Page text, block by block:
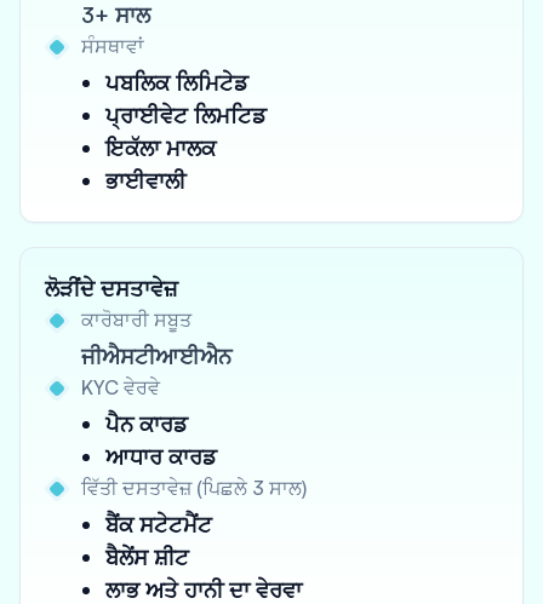
3+ ਸਾਲ
ਸੰਸਥਾਵਾਂ
ਪਬਲਿਕ ਲਿਮਿਟੇਡ
ਪ੍ਰਾਈਵੇਟ ਲਿਮਟਿਡ
ਇਕੱਲਾ ਮਾਲਕ
ਭਾਈਵਾਲੀ
ਲੋੜੀਂਦੇ ਦਸਤਾਵੇਜ਼
ਕਾਰੋਬਾਰੀ ਸਬੂਤ
ਜੀਐਸਟੀਆਈਐਨ
KYC ਵੇਰਵੇ
ਪੈਨ ਕਾਰਡ
ਆਧਾਰ ਕਾਰਡ
ਵਿੱਤੀ ਦਸਤਾਵੇਜ਼ (ਪਿਛਲੇ 3 ਸਾਲ)
ਬੈਂਕ ਸਟੇਟਮੈਂਟ
ਬੈਲੇਂਸ ਸ਼ੀਟ
ਲਾਭ ਅਤੇ ਹਾਨੀ ਦਾ ਵੇਰਵਾ